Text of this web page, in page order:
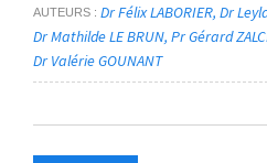
AUTEURS Dr Félix LABORIER Dr
Dr Mathilde LE BRUN Pr Gérard
Dr Valérie GOUNANT